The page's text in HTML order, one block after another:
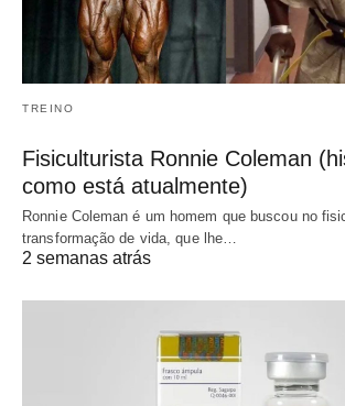
TREINO
Fisiculturista Ronnie Coleman
como está atualmente)
Ronnie Coleman é um homem que buscou no
transformação de vida, que lhe…
2 semanas atrás